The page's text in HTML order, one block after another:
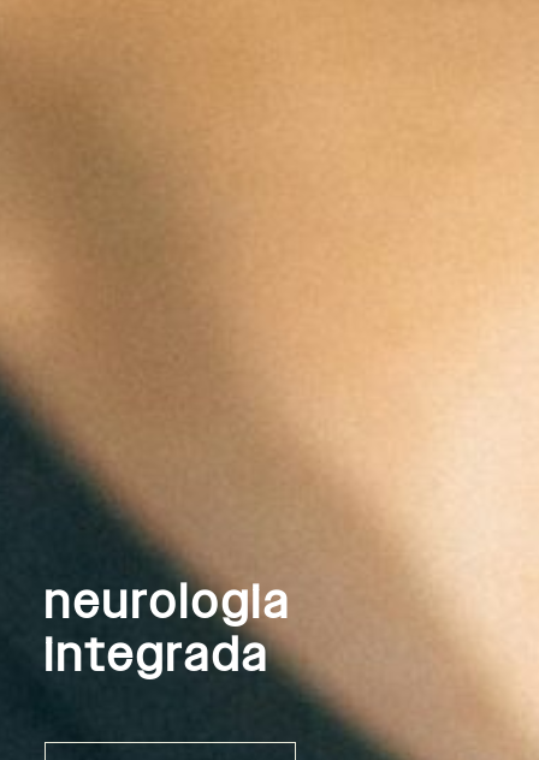
neurologia
integrada